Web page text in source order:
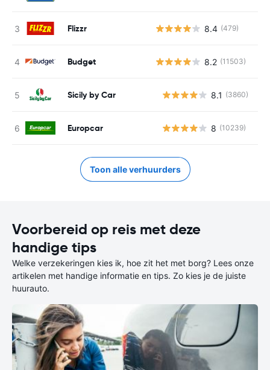
Flizzr 8.4 (479)
Budget 8.2 (11503)
Sicily by Car 8.1 (3860)
Europcar 8 (10239)
Toon alle verhuurders
Voorbereid op reis met deze
handige tips
Welke verzekeringen kies ik, hoe zit het met borg? Lees onze
artikelen met handige informatie en tips. Zo kies je de juiste
huurauto.